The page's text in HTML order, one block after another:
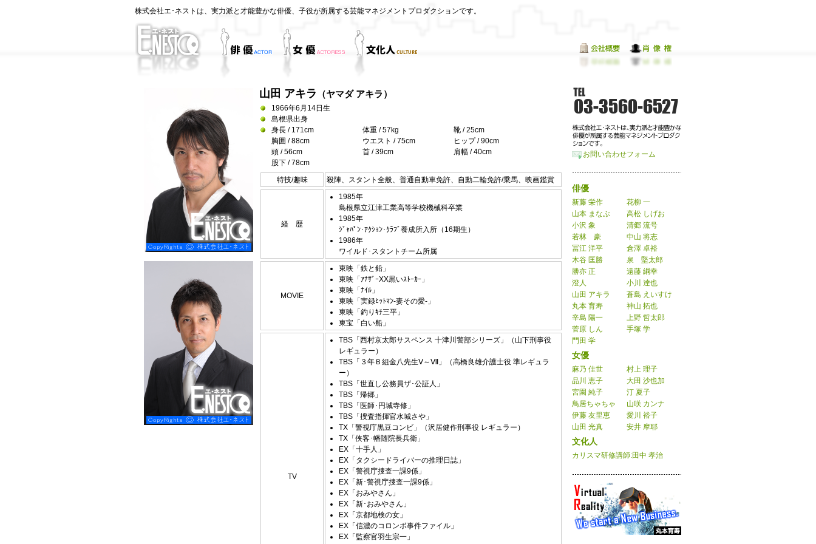
株式会社エ･ネストは、実力派と才能豊かな俳優、子役が所属する芸能マネジメントプロダクションです。
山田 アキラ （ヤマダ アキラ）
1966年6月14日生
島根県出身
身長 / 171cm
体重 / 57kg
靴 / 25cm
胸囲 / 88cm
ウエスト / 75cm
ヒップ / 90cm
頭 / 56cm
首 / 39cm
肩幅 / 40cm
股下 / 78cm
特技/趣味
殺陣、スタント全般、普通自動車免許、自動二輪免許/乗馬、映画鑑賞
経 歴
1985年
島根県立江津工業高等学校機械科卒業
1985年
ｼﾞｬﾊﾟﾝ･ｱｸｼｮﾝ･ｸﾗﾌﾞ養成所入所（16期生）
1986年
ワイルド･スタントチーム所属
MOVIE
東映「鉄と鉛」
東映「ｱﾅｻﾞｰXX黒いｽﾄｰｶｰ」
東映「ﾅｲﾙ」
東映「実録ﾋｯﾄﾏﾝ-妻その愛-」
東映「釣りｷﾁ三平」
東宝「白い船」
TV
TBS「西村京太郎サスペンス 十津川警部シリーズ」（山下刑事役
レギュラー）
TBS「３年Ｂ組金八先生Ⅴ～Ⅶ」（高橋良雄介護士役 準レギュラ
ー）
TBS「世直し公務員ザ･公証人」
TBS「帰郷」
TBS「医師･円城寺修」
TBS「捜査指揮官水城さや」
TX「警視庁黒豆コンビ」（沢居健作刑事役 レギュラー）
TX「侠客･幡随院長兵衛」
EX「十手人」
EX「タクシードライバーの推理日誌」
EX「警視庁捜査一課9係」
EX「新･警視庁捜査一課9係」
EX「おみやさん」
EX「新･おみやさん」
EX「京都地検の女」
EX「信濃のコロンボ事件ファイル」
EX「監察官羽生宗一」
お問い合わせフォーム
俳優
新藤 栄作
花柳 一
山本 まなぶ
高松 しげお
小沢 象
清郷 流号
若林 豪
中山 将志
冨江 洋平
倉澤 卓裕
木谷 匡勝
泉 堅太郎
勝亦 正
遠藤 綱幸
澄人
小川 逹也
山田 アキラ
蒼島 えいすけ
丸本 育寿
神山 拓也
辛島 陽一
上野 哲太郎
菅原 しん
手塚 学
門田 学
女優
麻乃 佳世
村上 理子
品川 恵子
大田 沙也加
宮園 純子
汀 夏子
鳥居ちゃちゃ
山咲 カンナ
伊藤 友里恵
愛川 裕子
山田 光真
安井 摩耶
文化人
カリスマ研修講師:田中 孝治